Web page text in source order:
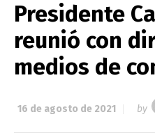
Presidente
reunió con
medios de
16 de agosto de 2021 by